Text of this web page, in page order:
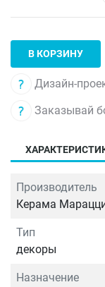
В КОРЗИНУ
Дизайн-
Заказывай
Производитель
Керама
Тип
декоры
Назначение